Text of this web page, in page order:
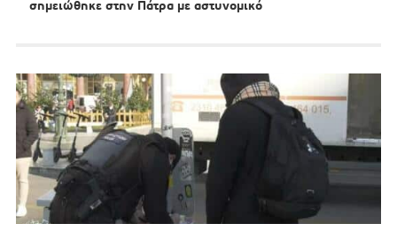
σημειώθηκε στην Πάτρα με αστυνομικό